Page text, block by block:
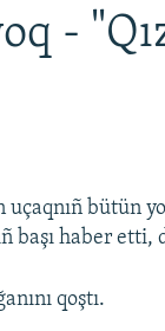
-
bütün
başı haber
qoştı.